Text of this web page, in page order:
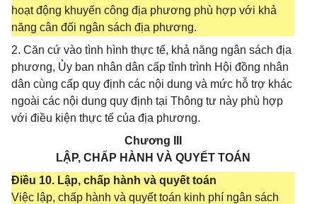
hoạt động khuyến công địa phương phù hợp với khả
năng cân đối ngân sách địa phương.
2. Căn cứ vào tình hình thực tế, khả năng ngân sách địa
phương, Ủy ban nhân dân cấp tỉnh trình Hội đồng nhân
dân cùng cấp quy định các nội dung và mức hỗ trợ khác
ngoài các nội dung quy định tại Thông tư này phù hợp
với điều kiện thực tế của địa phương.
Chương III
LẬP, CHẤP HÀNH VÀ QUYẾT TOÁN
Điều 10. Lập, chấp hành và quyết toán
Việc lập, chấp hành và quyết toán kinh phí ngân sách